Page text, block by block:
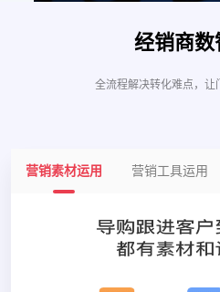
经销商数
全流程解决转化难点，让
营销素材运用 营销工具运用